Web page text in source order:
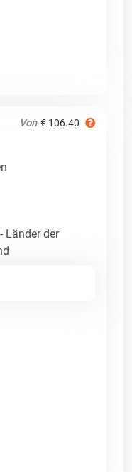
Von € 106.40
Länder der